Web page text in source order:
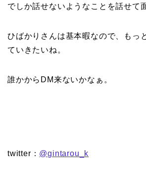
でしか話せないようなことを話せて
ひばかりさんは基本暇なので、もっ
ていきたいね。
誰かからDM来ないかなぁ。
twitter： @gintarou_k